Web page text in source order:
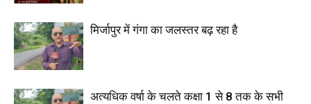
मिर्जापुर में गंगा का जलस्तर बढ़ रहा है
अत्यधिक वर्षा के चलते कक्षा 1 से 8 तक के सभी